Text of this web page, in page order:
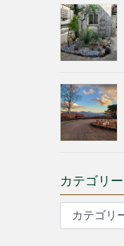
カテゴリー
テ